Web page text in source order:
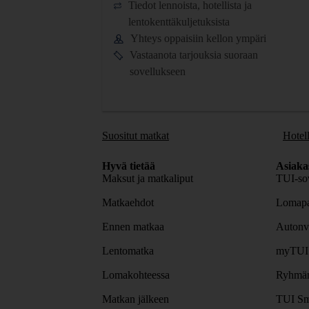
Tiedot lennoista, hotellista ja
lentokenttäkuljetuksista
Yhteys oppaisiin kellon ympäri
Vastaanota tarjouksia suoraan
sovellukseen
Suositut matkat
Hyvä tietää
Maksut ja matkaliput
Matkaehdot
Ennen matkaa
Lentomatka
Lomakohteessa
Matkan jälkeen
TUI-
myTUI
TUI